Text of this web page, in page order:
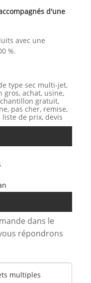
d'une
avec une
%.
type sec multi-jet,
gros, achat, usine,
gratuit,
pas cher, remise,
de prix, devis
dans le
répondrons